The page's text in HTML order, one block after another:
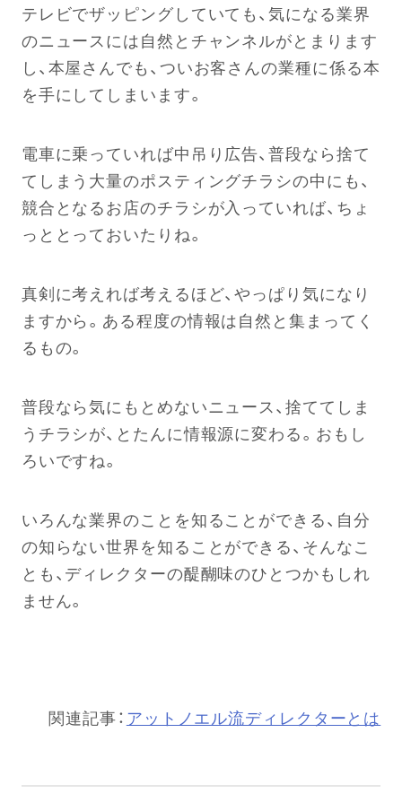
テレビでザッピングしていても、気になる業界
のニュースには自然とチャンネルがとまります
し、本屋さんでも、ついお客さんの業種に係る本
を手にしてしまいます。
電車に乗っていれば中吊り広告、普段なら捨て
てしまう大量のポスティングチラシの中にも、
競合となるお店のチラシが入っていれば、ちょ
っととっておいたりね。
真剣に考えれば考えるほど、やっぱり気になり
ますから。ある程度の情報は自然と集まってく
るもの。
普段なら気にもとめないニュース、捨ててしま
うチラシが、とたんに情報源に変わる。おもし
ろいですね。
いろんな業界のことを知ることができる、自分
の知らない世界を知ることができる、そんなこ
とも、ディレクターの醍醐味のひとつかもしれ
ません。
関連記事：アットノエル流ディレクターとは